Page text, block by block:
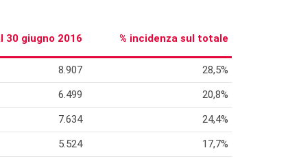
30 giugno 2016 % incidenza sul totale
8.907
28,5%
6.499
20,8%
7.634
24,4%
5.524
17,7%